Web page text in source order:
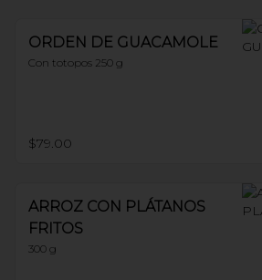
ORDEN DE GUACAMOLE
Con totopos 250 g
$79.00
ARROZ CON PLÁTANOS
FRITOS
300 g